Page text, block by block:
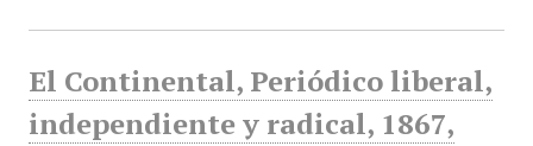
El Continental, Periódico liberal,
independiente y radical, 1867,